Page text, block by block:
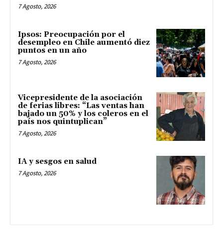
7 Agosto, 2026
Ipsos: Preocupación por el
desempleo en Chile aumentó diez
puntos en un año
7 Agosto, 2026
Vicepresidente de la asociación
de ferias libres: “Las ventas han
bajado un 50% y los coleros en el
país nos quintuplican”
7 Agosto, 2026
IA y sesgos en salud
7 Agosto, 2026